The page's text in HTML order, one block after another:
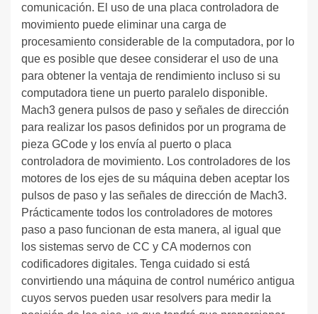
comunicación. El uso de una placa controladora de
movimiento puede eliminar una carga de
procesamiento considerable de la computadora, por lo
que es posible que desee considerar el uso de una
para obtener la ventaja de rendimiento incluso si su
computadora tiene un puerto paralelo disponible.
Mach3 genera pulsos de paso y señales de dirección
para realizar los pasos definidos por un programa de
pieza GCode y los envía al puerto o placa
controladora de movimiento. Los controladores de los
motores de los ejes de su máquina deben aceptar los
pulsos de paso y las señales de dirección de Mach3.
Prácticamente todos los controladores de motores
paso a paso funcionan de esta manera, al igual que
los sistemas servo de CC y CA modernos con
codificadores digitales. Tenga cuidado si está
convirtiendo una máquina de control numérico antigua
cuyos servos pueden usar resolvers para medir la